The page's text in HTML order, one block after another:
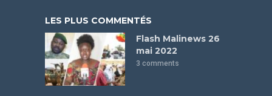
LES PLUS COMMENTÉS
Flash Malinews 26
mai 2022
3 comments